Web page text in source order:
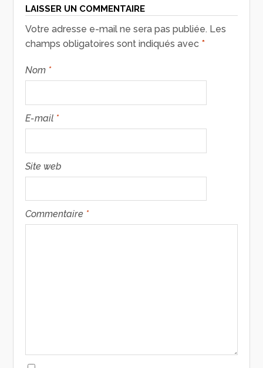
LAISSER UN COMMENTAIRE
Votre adresse e-mail ne sera pas publiée. Les
champs obligatoires sont indiqués avec *
Nom *
E-mail *
Site web
Commentaire *